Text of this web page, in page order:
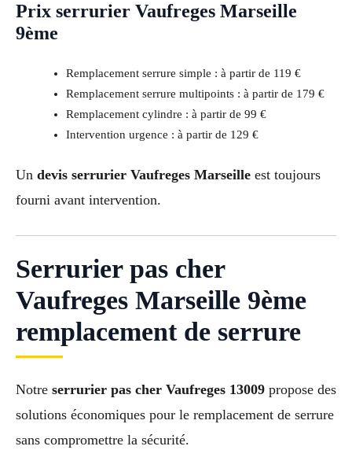
Prix serrurier Vaufreges Marseille
9ème
Remplacement serrure simple : à partir de 119 €
Remplacement serrure multipoints : à partir de 179 €
Remplacement cylindre : à partir de 99 €
Intervention urgence : à partir de 129 €
Un devis serrurier Vaufreges Marseille est toujours
fourni avant intervention.
Serrurier pas cher
Vaufreges Marseille 9ème
remplacement de serrure
Notre serrurier pas cher Vaufreges 13009 propose des
solutions économiques pour le remplacement de serrure
sans compromettre la sécurité.